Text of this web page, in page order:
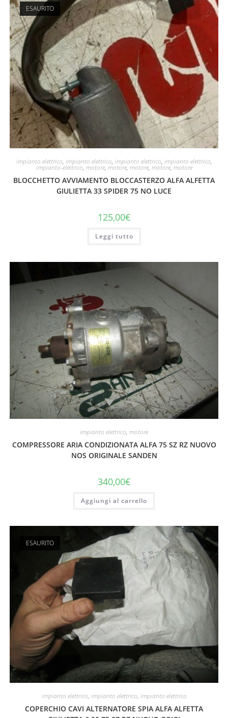
ESAURITO
impianto elettrico, impianto elettrico, impianto elettrico, impianto elettrico,
impianto-elettrico, motore, motore, motore, motore, motore
BLOCCHETTO AVVIAMENTO BLOCCASTERZO ALFA ALFETTA
GIULIETTA 33 SPIDER 75 NO LUCE
125,00€
Leggi tutto
impianto elettrico, motore
COMPRESSORE ARIA CONDIZIONATA ALFA 75 SZ RZ NUOVO
NOS ORIGINALE SANDEN
340,00€
Aggiungi al carrello
ESAURITO
impianto elettrico, impianto elettrico, impianto elettrico
COPERCHIO CAVI ALTERNATORE SPIA ALFA ALFETTA